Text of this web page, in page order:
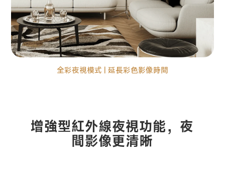
全彩夜視模式 | 延長彩色影像時間
增強型紅外線夜視功能，夜
間影像更清晰